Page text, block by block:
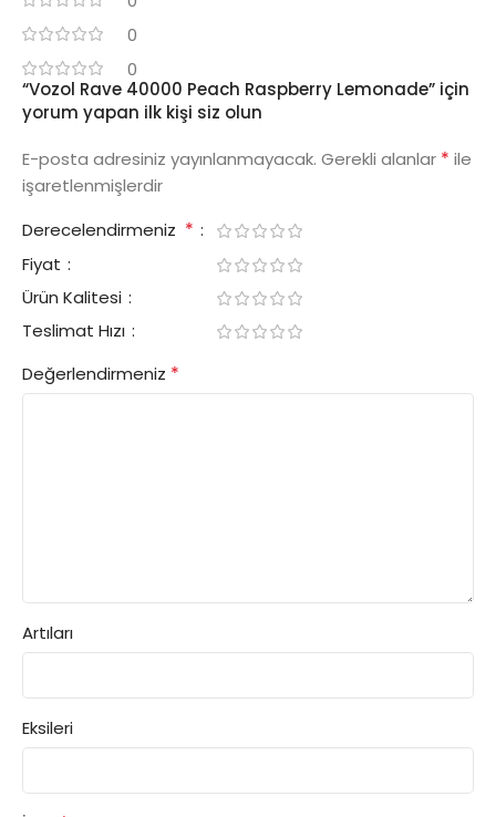
0
0
“Vozol Rave 40000 Peach Raspberry Lemonade” için
yorum yapan ilk kişi siz olun
E-posta adresiniz yayınlanmayacak. Gerekli alanlar * ile
işaretlenmişlerdir
Derecelendirmeniz *
Fiyat
Ürün Kalitesi
Teslimat Hızı
Değerlendirmeniz *
Artıları
Eksileri